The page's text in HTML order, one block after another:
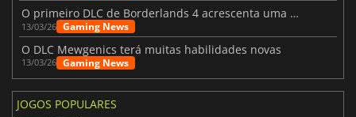
O primeiro DLC de Borderlands 4 acrescenta uma nova personagem e muito mais
13/03/26 Gaming News
O DLC Mewgenics terá muitas habilidades novas
13/03/26 Gaming News
JOGOS POPULARES